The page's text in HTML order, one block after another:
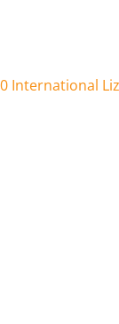
International